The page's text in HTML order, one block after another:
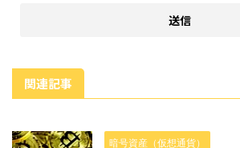
関連記事
暗号資産（仮想通貨）